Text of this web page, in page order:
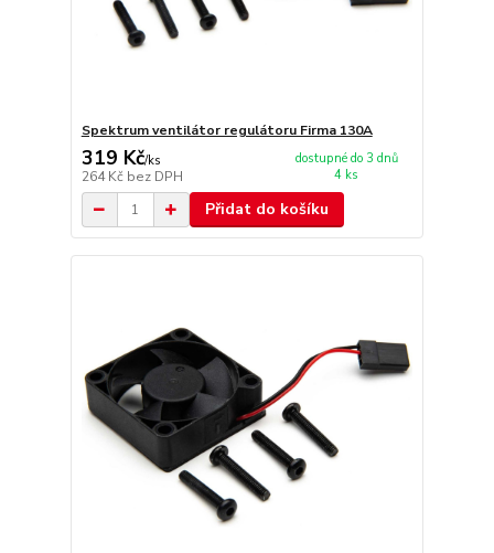
Spektrum ventilátor regulátoru Firma 130A
319 Kč/ks
264 Kč bez DPH
dostupné do 3 dnů
4 ks
Přidat do košíku